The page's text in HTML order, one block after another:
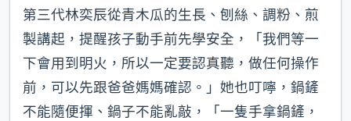
第三代林奕辰從青木瓜的生長、刨絲、調粉、煎
製講起，提醒孩子動手前先學安全，「我們等一
下會用到明火，所以一定要認真聽，做任何操作
前，可以先跟爸爸媽媽確認。」她也叮嚀，鍋鏟
不能隨便揮、鍋子不能亂敲，「一隻手拿鍋鏟，